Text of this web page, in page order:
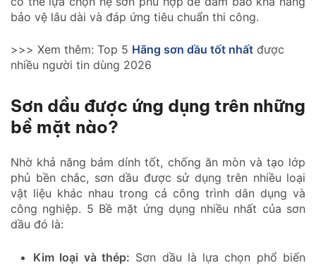
bảo vệ lâu dài và đáp ứng tiêu chuẩn thi công.
>>> Xem thêm: Top 5 Hãng sơn dầu tốt nhất được
nhiều người tin dùng 2026
Sơn dầu được ứng dụng trên những
bề mặt nào?
Nhờ khả năng bám dính tốt, chống ăn mòn và tạo lớp
phủ bền chắc, sơn dầu được sử dụng trên nhiều loại
vật liệu khác nhau trong cả công trình dân dụng và
công nghiệp. 5 Bề mặt ứng dụng nhiều nhất của sơn
dầu đó là:
Kim loại và thép: Sơn dầu là lựa chọn phổ biến